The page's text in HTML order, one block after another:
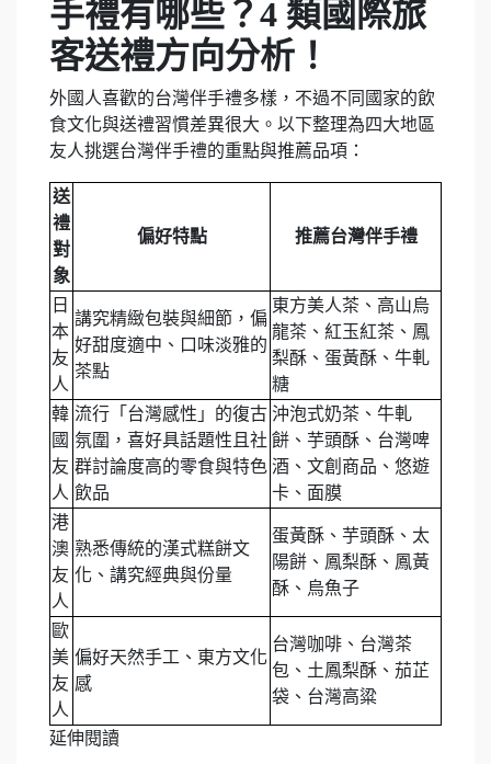
手禮有哪些？4 類國際旅
客送禮方向分析！
外國人喜歡的台灣伴手禮多樣，不過不同國家的飲
食文化與送禮習慣差異很大。以下整理為四大地區
友人挑選台灣伴手禮的重點與推薦品項：
送
禮
對
象
偏好特點 推薦台灣伴手禮
日
本
友
人
講究精緻包裝與細節，偏
好甜度適中、口味淡雅的
茶點
東方美人茶、高山烏
龍茶、紅玉紅茶、鳳
梨酥、蛋黃酥、牛軋
糖
韓
國
友
人
流行「台灣感性」的復古
氛圍，喜好具話題性且社
群討論度高的零食與特色
飲品
沖泡式奶茶、牛軋
餅、芋頭酥、台灣啤
酒、文創商品、悠遊
卡、面膜
港
澳
友
人
熟悉傳統的漢式糕餅文
化、講究經典與份量
蛋黃酥、芋頭酥、太
陽餅、鳳梨酥、鳳黃
酥、烏魚子
歐
美
友
人
偏好天然手工、東方文化
感
台灣咖啡、台灣茶
包、土鳳梨酥、茄芷
袋、台灣高粱
延伸閱讀